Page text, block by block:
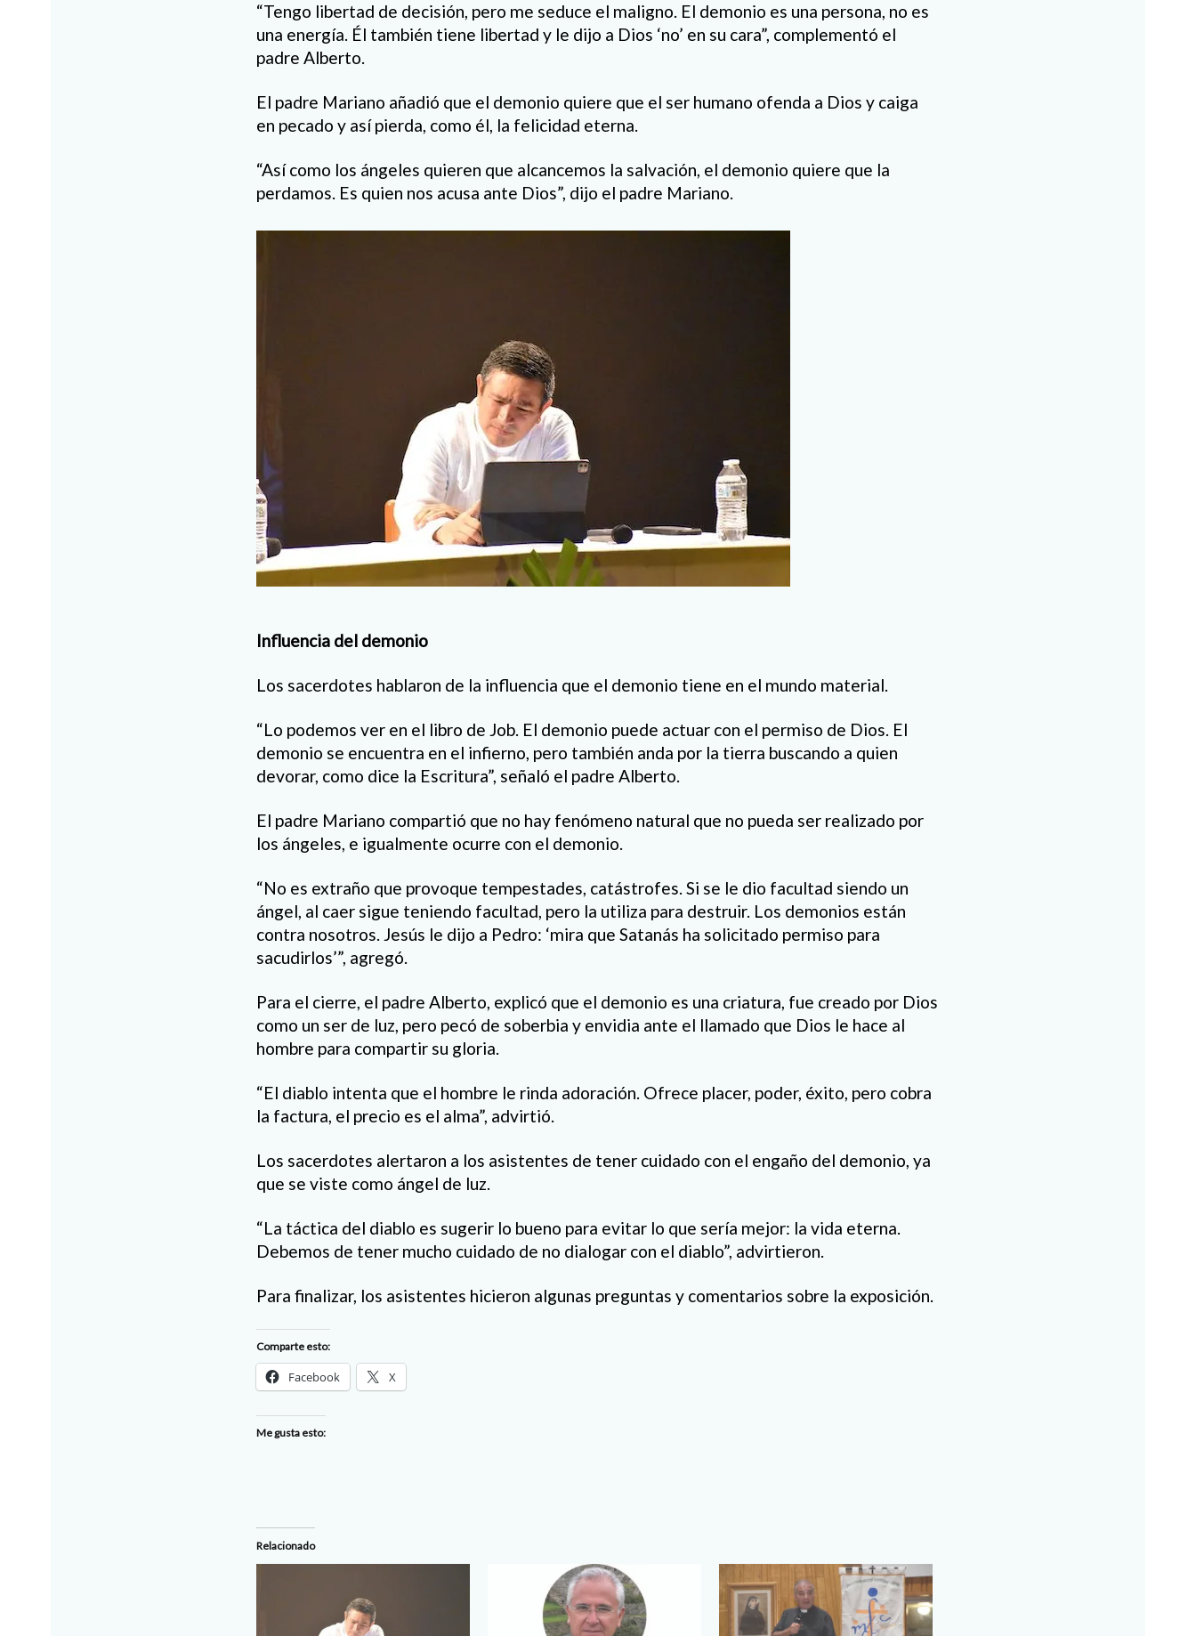
“Tengo libertad de decisión, pero me seduce el maligno. El demonio es una persona, no es
una energía. Él también tiene libertad y le dijo a Dios ‘no’ en su cara”, complementó el
padre Alberto.
El padre Mariano añadió que el demonio quiere que el ser humano ofenda a Dios y caiga
en pecado y así pierda, como él, la felicidad eterna.
“Así como los ángeles quieren que alcancemos la salvación, el demonio quiere que la
perdamos. Es quien nos acusa ante Dios”, dijo el padre Mariano.
Influencia del demonio
Los sacerdotes hablaron de la influencia que el demonio tiene en el mundo material.
“Lo podemos ver en el libro de Job. El demonio puede actuar con el permiso de Dios. El
demonio se encuentra en el infierno, pero también anda por la tierra buscando a quien
devorar, como dice la Escritura”, señaló el padre Alberto.
El padre Mariano compartió que no hay fenómeno natural que no pueda ser realizado por
los ángeles, e igualmente ocurre con el demonio.
“No es extraño que provoque tempestades, catástrofes. Si se le dio facultad siendo un
ángel, al caer sigue teniendo facultad, pero la utiliza para destruir. Los demonios están
contra nosotros. Jesús le dijo a Pedro: ‘mira que Satanás ha solicitado permiso para
sacudirlos’”, agregó.
Para el cierre, el padre Alberto, explicó que el demonio es una criatura, fue creado por Dios
como un ser de luz, pero pecó de soberbia y envidia ante el llamado que Dios le hace al
hombre para compartir su gloria.
“El diablo intenta que el hombre le rinda adoración. Ofrece placer, poder, éxito, pero cobra
la factura, el precio es el alma”, advirtió.
Los sacerdotes alertaron a los asistentes de tener cuidado con el engaño del demonio, ya
que se viste como ángel de luz.
“La táctica del diablo es sugerir lo bueno para evitar lo que sería mejor: la vida eterna.
Debemos de tener mucho cuidado de no dialogar con el diablo”, advirtieron.
Para finalizar, los asistentes hicieron algunas preguntas y comentarios sobre la exposición.
Comparte esto:
Facebook X
Me gusta esto:
Relacionado